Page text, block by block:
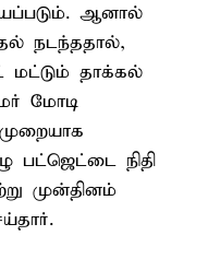
ஆனால்
நடந்ததால்,
தாக்கல்
மோடி
பட்ஜெட்டை நிதி
முன்தினம்